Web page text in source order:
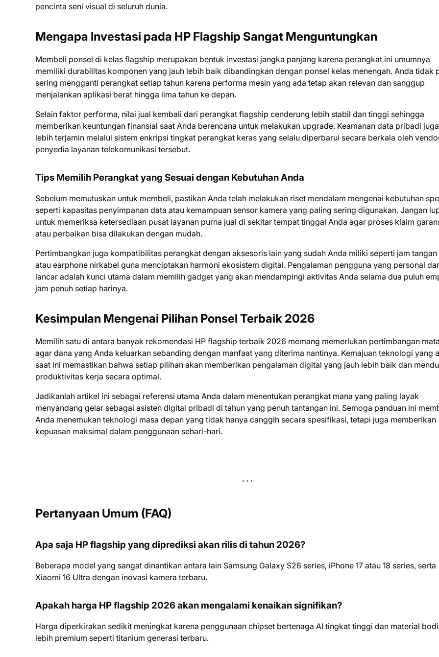
pencinta seni visual di seluruh dunia.
Mengapa Investasi pada HP Flagship Sangat Menguntungkan
Membeli ponsel di kelas flagship merupakan bentuk investasi jangka panjang karena perangkat ini umumnya
memiliki durabilitas komponen yang jauh lebih baik dibandingkan dengan ponsel kelas menengah. Anda tidak
sering mengganti perangkat setiap tahun karena performa mesin yang ada tetap akan relevan dan sanggup
menjalankan aplikasi berat hingga lima tahun ke depan.
Selain faktor performa, nilai jual kembali dari perangkat flagship cenderung lebih stabil dan tinggi sehingga
memberikan keuntungan finansial saat Anda berencana untuk melakukan upgrade. Keamanan data pribadi
lebih terjamin melalui sistem enkripsi tingkat perangkat keras yang selalu diperbarui secara berkala oleh
penyedia layanan telekomunikasi tersebut.
Tips Memilih Perangkat yang Sesuai dengan Kebutuhan Anda
Sebelum memutuskan untuk membeli, pastikan Anda telah melakukan riset mendalam mengenai kebutuhan
seperti kapasitas penyimpanan data atau kemampuan sensor kamera yang paling sering digunakan. Jangan
untuk memeriksa ketersediaan pusat layanan purna jual di sekitar tempat tinggal Anda agar proses klaim
atau perbaikan bisa dilakukan dengan mudah.
Pertimbangkan juga kompatibilitas perangkat dengan aksesoris lain yang sudah Anda miliki seperti jam
atau earphone nirkabel guna menciptakan harmoni ekosistem digital. Pengalaman pengguna yang personal
lancar adalah kunci utama dalam memilih gadget yang akan mendampingi aktivitas Anda selama dua puluh
jam penuh setiap harinya.
Kesimpulan Mengenai Pilihan Ponsel Terbaik 2026
Memilih satu di antara banyak rekomendasi HP flagship terbaik 2026 memang memerlukan pertimbangan
agar dana yang Anda keluarkan sebanding dengan manfaat yang diterima nantinya. Kemajuan teknologi yang
saat ini memastikan bahwa setiap pilihan akan memberikan pengalaman digital yang jauh lebih baik dan
produktivitas kerja secara optimal.
Jadikanlah artikel ini sebagai referensi utama Anda dalam menentukan perangkat mana yang paling layak
menyandang gelar sebagai asisten digital pribadi di tahun yang penuh tantangan ini. Semoga panduan ini
Anda menemukan teknologi masa depan yang tidak hanya canggih secara spesifikasi, tetapi juga memberikan
kepuasan maksimal dalam penggunaan sehari-hari.
Pertanyaan Umum (FAQ)
Apa saja HP flagship yang diprediksi akan rilis di tahun 2026?
Beberapa model yang sangat dinantikan antara lain Samsung Galaxy S26 series, iPhone 17 atau 18 series, serta
Xiaomi 16 Ultra dengan inovasi kamera terbaru.
Apakah harga HP flagship 2026 akan mengalami kenaikan signifikan?
Harga diperkirakan sedikit meningkat karena penggunaan chipset bertenaga AI tingkat tinggi dan material
lebih premium seperti titanium generasi terbaru.